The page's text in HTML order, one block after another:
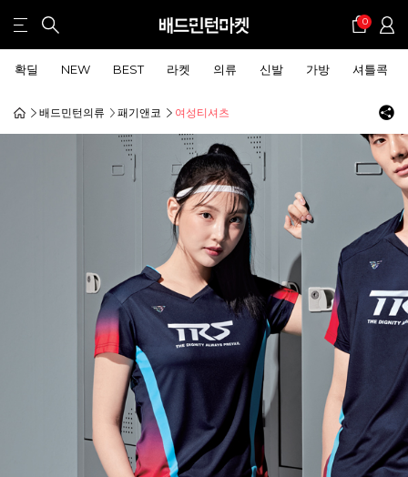
0
확딜 NEW BEST 라켓 의류 신발 가방 셔틀콕
배드민턴의류 패기앤코 여성티셔츠